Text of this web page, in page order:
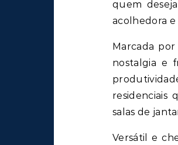
quem
acolhedora e
Marcada
nostalgia e
residenciais
salas de
Versátil e